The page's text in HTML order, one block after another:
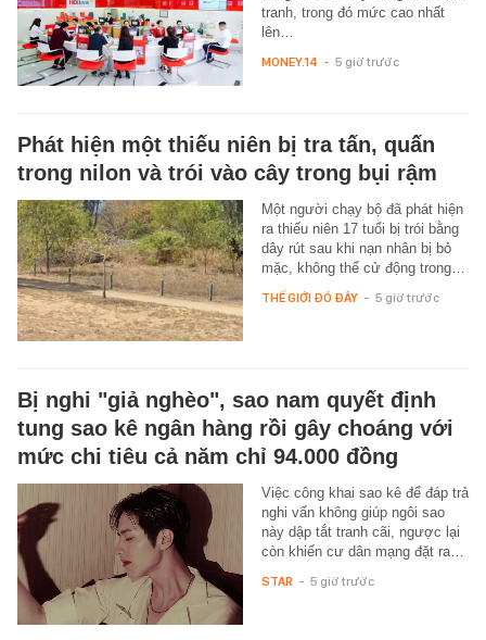
tranh, trong đó mức cao nhất
lên…
MONEY.14 - 5 giờ trước
Phát hiện một thiếu niên bị tra tấn, quấn
trong nilon và trói vào cây trong bụi rậm
Một người chạy bộ đã phát hiện
ra thiếu niên 17 tuổi bị trói bằng
dây rút sau khi nạn nhân bị bỏ
mặc, không thể cử động trong…
THẾ GIỚI ĐÓ ĐÂY - 5 giờ trước
Bị nghi "giả nghèo", sao nam quyết định
tung sao kê ngân hàng rồi gây choáng với
mức chi tiêu cả năm chỉ 94.000 đồng
Việc công khai sao kê để đáp trả
nghi vấn không giúp ngôi sao
này dập tắt tranh cãi, ngược lại
còn khiến cư dân mạng đặt ra…
STAR - 5 giờ trước